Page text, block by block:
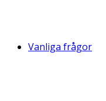
Vanliga frågor